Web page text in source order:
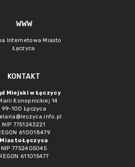
WWW
Internetowa Miasto
Łęczyca
KONTAKT
Miejski w Łęczycy
Konopnickiej 14
99-100 Łęczyca
NIP 7751243221
610018479
Miasto Łęczyca
NIP 7752405045
611015477